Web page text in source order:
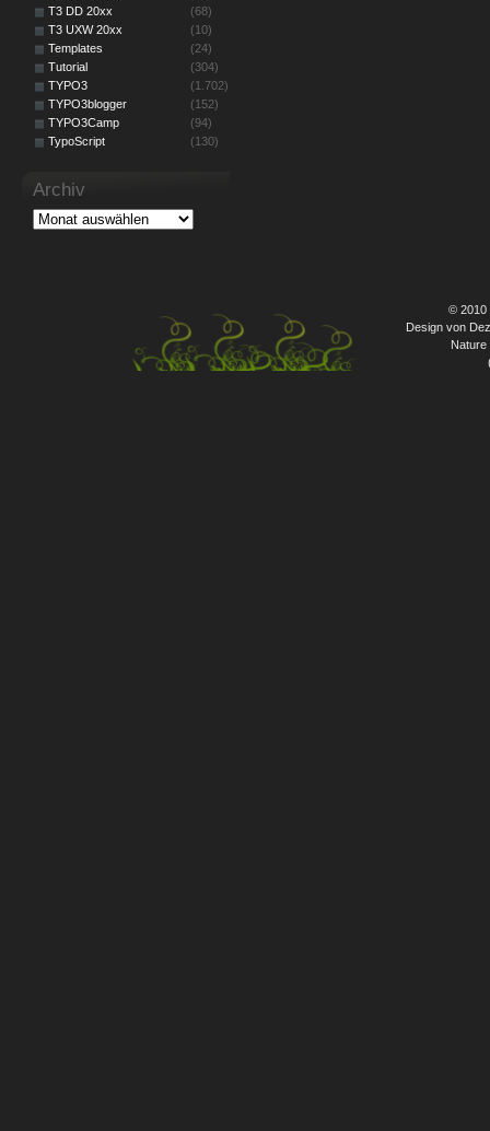
T3 DD 20xx
(68)
T3 UXW 20xx
(10)
Templates
(24)
Tutorial
(304)
TYPO3
(1.702)
TYPO3blogger
(152)
TYPO3Camp
(94)
TypoScript
(130)
Archiv
© 2010
Design von
Nature